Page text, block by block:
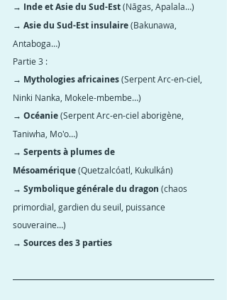
→ Inde et Asie du Sud-Est (Nāgas, Apalala…)
→ Asie du Sud-Est insulaire (Bakunawa,
Antaboga…)
Partie 3 :
→ Mythologies africaines (Serpent Arc-en-ciel,
Ninki Nanka, Mokele-mbembe…)
→ Océanie (Serpent Arc-en-ciel aborigène,
Taniwha, Mo'o…)
→ Serpents à plumes de
Mésoamérique (Quetzalcóatl, Kukulkán)
→ Symbolique générale du dragon (chaos
primordial, gardien du seuil, puissance
souveraine…)
→ Sources des 3 parties